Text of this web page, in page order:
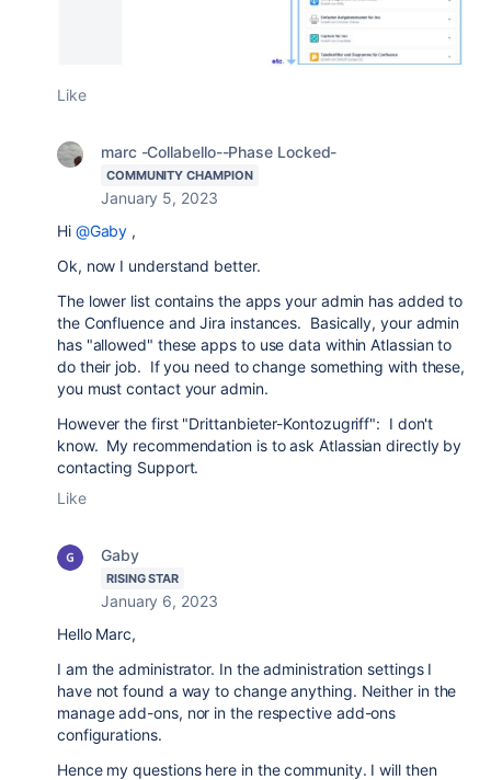
Like
marc -Collabello--Phase Locked-
COMMUNITY CHAMPION
January 5, 2023
Hi @Gaby ,
Ok, now I understand better.
The lower list contains the apps your admin has added to
the Confluence and Jira instances. Basically, your admin
has "allowed" these apps to use data within Atlassian to
do their job. If you need to change something with these,
you must contact your admin.
However the first "Drittanbieter-Kontozugriff": I don't
know. My recommendation is to ask Atlassian directly by
contacting Support.
Like
Gaby
RISING STAR
January 6, 2023
Hello Marc,
I am the administrator. In the administration settings I
have not found a way to change anything. Neither in the
manage add-ons, nor in the respective add-ons
configurations.
Hence my questions here in the community. I will then